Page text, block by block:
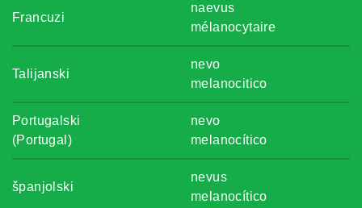
Francuzi
naevus
mélanocytaire
Talijanski
nevo
melanocitico
Portugalski
(Portugal)
nevo
melanocítico
španjolski
nevus
melanocítico